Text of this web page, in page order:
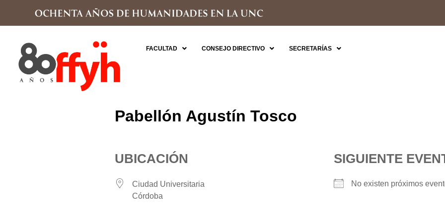
FACULTAD CONSEJO DIRECTIVO SECRETARÍAS
Pabellón Agustín Tosco
UBICACIÓN
Ciudad Universitaria
Córdoba
SIGUIENTE
No existen próximos